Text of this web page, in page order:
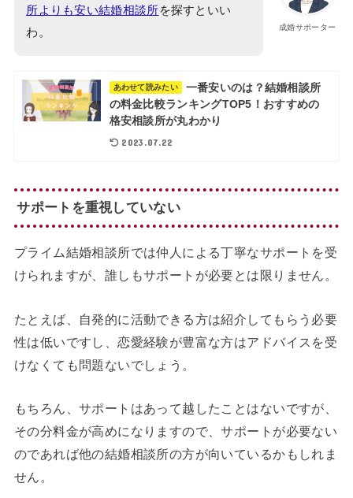
成婚サポーター
所よりも安い結婚相談所を探すといい
わ。
あわせて読みたい
一番安いのは？結婚相談所
の料金比較ランキングTOP5！おすすめの
格安相談所が丸わかり
2023.07.22
サポートを重視していない
プライム結婚相談所では仲人による丁寧なサポートを受
けられますが、誰しもサポートが必要とは限りません。
たとえば、自発的に活動できる方は紹介してもらう必要
性は低いですし、恋愛経験が豊富な方はアドバイスを受
けなくても問題ないでしょう。
もちろん、サポートはあって越したことはないですが、
その分料金が高めになりますので、サポートが必要ない
のであれば他の結婚相談所の方が向いているかもしれま
せん。